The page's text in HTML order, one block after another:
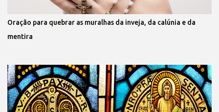
Oração para quebrar as muralhas da inveja, da calúnia e da
mentira